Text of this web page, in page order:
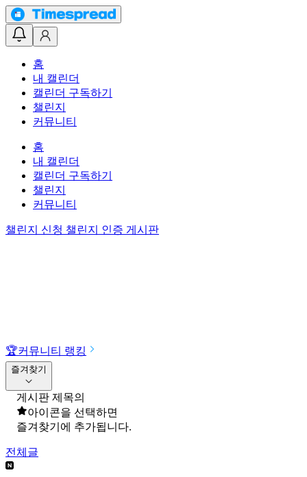
홈
내 캘린더
캘린더 구독하기
챌린지
커뮤니티
홈
내 캘린더
캘린더 구독하기
챌린지
커뮤니티
챌린지 신청 챌린지 인증 게시판
🏆커뮤니티 랭킹
즐겨찾기
게시판 제목의
아이콘을 선택하면
즐겨찾기에 추가됩니다.
전체글